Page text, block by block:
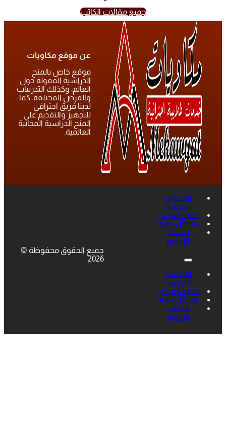
جميع مقالات الكاتب
عن موقع مكاويات
موقع خاص بالمنح
الدراسية الممولة حول
العالم، وكذلك التدريبات
والفرص المختلفة. كما
لدينا فريق احترافى
للتجهيز والتقديم على
المنح الدراسية المجانية
العالمية.
الخدمات
المجانية
جميع الفرص
تواصل معنا
خدمات
التقديم
الخدمات
المجانية
جميع الفرص
تواصل معنا
خدمات
التقديم
جميع الحقوق محفوظة ©
2026